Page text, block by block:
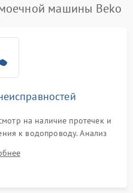
₽ Подробнее →
машины Beko
на наличие протечек и
к водопроводу. Анализ
нагрева, вращения
системы защиты